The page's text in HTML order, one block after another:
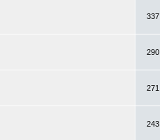
337
290
271
243